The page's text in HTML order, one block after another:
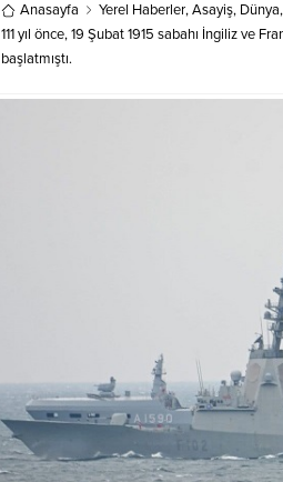
Anasayfa Yerel Haberler,Asayiş, Dünya,
111 yıl önce, 19 Şubat 1915 sabahı İngiliz ve
başlatmıştı.